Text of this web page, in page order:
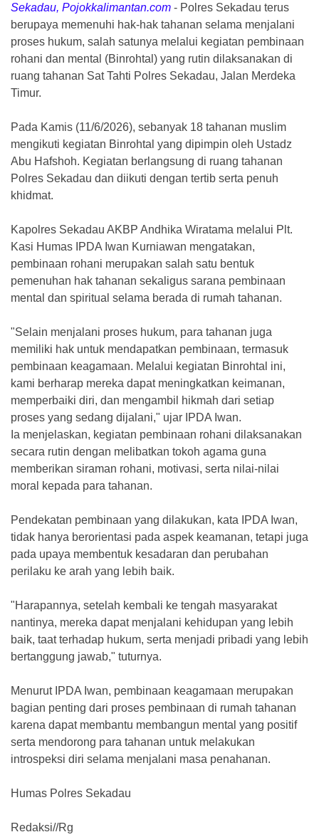
Sekadau, Pojokkalimantan.com - Polres Sekadau terus
berupaya memenuhi hak-hak tahanan selama menjalani
proses hukum, salah satunya melalui kegiatan pembinaan
rohani dan mental (Binrohtal) yang rutin dilaksanakan di
ruang tahanan Sat Tahti Polres Sekadau, Jalan Merdeka
Timur.
Pada Kamis (11/6/2026), sebanyak 18 tahanan muslim
mengikuti kegiatan Binrohtal yang dipimpin oleh Ustadz
Abu Hafshoh. Kegiatan berlangsung di ruang tahanan
Polres Sekadau dan diikuti dengan tertib serta penuh
khidmat.
Kapolres Sekadau AKBP Andhika Wiratama melalui Plt.
Kasi Humas IPDA Iwan Kurniawan mengatakan,
pembinaan rohani merupakan salah satu bentuk
pemenuhan hak tahanan sekaligus sarana pembinaan
mental dan spiritual selama berada di rumah tahanan.
"Selain menjalani proses hukum, para tahanan juga
memiliki hak untuk mendapatkan pembinaan, termasuk
pembinaan keagamaan. Melalui kegiatan Binrohtal ini,
kami berharap mereka dapat meningkatkan keimanan,
memperbaiki diri, dan mengambil hikmah dari setiap
proses yang sedang dijalani," ujar IPDA Iwan.
Ia menjelaskan, kegiatan pembinaan rohani dilaksanakan
secara rutin dengan melibatkan tokoh agama guna
memberikan siraman rohani, motivasi, serta nilai-nilai
moral kepada para tahanan.
Pendekatan pembinaan yang dilakukan, kata IPDA Iwan,
tidak hanya berorientasi pada aspek keamanan, tetapi juga
pada upaya membentuk kesadaran dan perubahan
perilaku ke arah yang lebih baik.
"Harapannya, setelah kembali ke tengah masyarakat
nantinya, mereka dapat menjalani kehidupan yang lebih
baik, taat terhadap hukum, serta menjadi pribadi yang lebih
bertanggung jawab," tuturnya.
Menurut IPDA Iwan, pembinaan keagamaan merupakan
bagian penting dari proses pembinaan di rumah tahanan
karena dapat membantu membangun mental yang positif
serta mendorong para tahanan untuk melakukan
introspeksi diri selama menjalani masa penahanan.
Humas Polres Sekadau
Redaksi//Rg